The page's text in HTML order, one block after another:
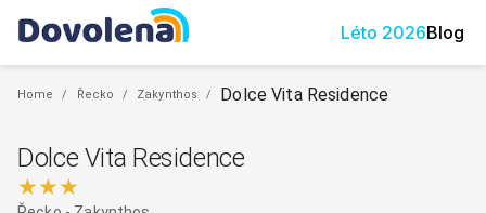
Léto 2026Blog
Home / Řecko / Zakynthos / Dolce Vita Residence
Dolce Vita Residence
★★★